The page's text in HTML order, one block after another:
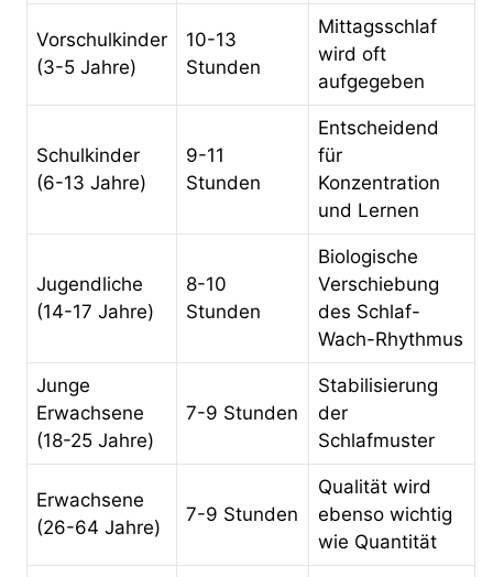
Vorschulkinder
(3-5 Jahre)
10-13
Stunden
Mittagsschlaf
wird oft
aufgegeben
Schulkinder
(6-13 Jahre)
9-11
Stunden
Entscheidend
für
Konzentration
und Lernen
Jugendliche
(14-17 Jahre)
8-10
Stunden
Biologische
Verschiebung
des Schlaf-
Wach-Rhythmus
Junge
Erwachsene
(18-25 Jahre)
7-9 Stunden
Stabilisierung
der
Schlafmuster
Erwachsene
(26-64 Jahre)
7-9 Stunden
Qualität wird
ebenso wichtig
wie Quantität